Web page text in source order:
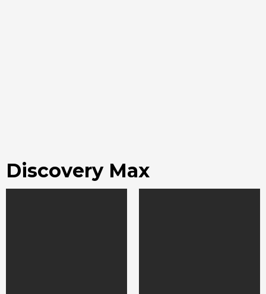
Discovery Max